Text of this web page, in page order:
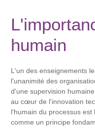
humain
L'un des enseignements
l'unanimité des
d'une supervision
au cœur de l'innovation
l'humain du processus
comme un principe